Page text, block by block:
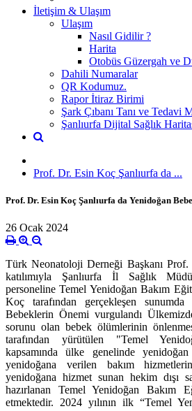
İletişim & Ulaşım
Ulaşım
Nasıl Gidilir ?
Harita
Otobüs Güzergah ve
Dahili Numaralar
QR Kodumuz.
Rapor İtiraz Birimi
Şark Çıbanı Tanı ve Tedavi
Şanlıurfa Dijital Sağlık
Prof. Dr. Esin Koç Şanlıurfa da ...
Prof. Dr. Esin Koç Şanlıurfa da Yenidoğan
26 Ocak 2024
Türk Neonatoloji Derneği Başkanı
katılımıyla Şanlıurfa İl Sağlık
personeline Temel Yenidoğan Bakım
Koç tarafından gerçekleşen sunumda
Bebeklerin Önemi vurgulandı
sorunu olan bebek ölümlerinin
tarafından yürütülen "Temel
kapsamında ülke genelinde
yenidoğana verilen bakım
yenidoğana hizmet sunan hekim dışı
hazırlanan Temel Yenidoğan Bakım
etmektedir. 2024 yılının ilk “Temel